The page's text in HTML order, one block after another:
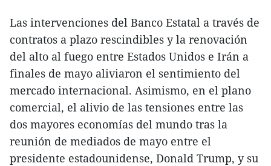
Las intervenciones del Banco Estatal a través de
contratos a plazo rescindibles y la renovación
del alto al fuego entre Estados Unidos e Irán a
finales de mayo aliviaron el sentimiento del
mercado internacional. Asimismo, en el plano
comercial, el alivio de las tensiones entre las
dos mayores economías del mundo tras la
reunión de mediados de mayo entre el
presidente estadounidense, Donald Trump, y su